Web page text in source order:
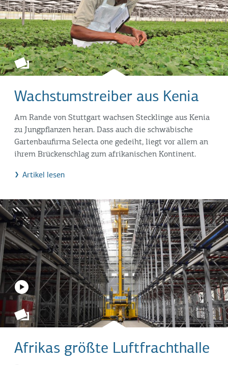
Wachstumstreiber aus Kenia
Am Rande von Stuttgart wachsen Stecklinge aus Kenia
zu Jungpflanzen heran. Dass auch die schwäbische
Gartenbaufirma Selecta one gedeiht, liegt vor allem an
ihrem Brückenschlag zum afrikanischen Kontinent.
Artikel lesen
Afrikas größte Luftfrachthalle